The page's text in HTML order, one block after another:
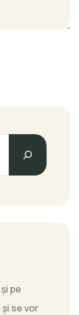
pe
şi se vor